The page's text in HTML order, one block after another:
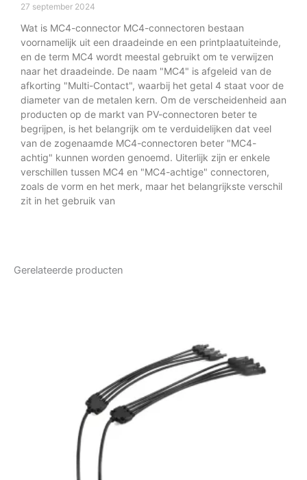
27 september 2024
Wat is MC4-connector MC4-connectoren bestaan
voornamelijk uit een draadeinde en een printplaatuiteinde,
en de term MC4 wordt meestal gebruikt om te verwijzen
naar het draadeinde. De naam "MC4" is afgeleid van de
afkorting "Multi-Contact", waarbij het getal 4 staat voor de
diameter van de metalen kern. Om de verscheidenheid aan
producten op de markt van PV-connectoren beter te
begrijpen, is het belangrijk om te verduidelijken dat veel
van de zogenaamde MC4-connectoren beter "MC4-
achtig" kunnen worden genoemd. Uiterlijk zijn er enkele
verschillen tussen MC4 en "MC4-achtige" connectoren,
zoals de vorm en het merk, maar het belangrijkste verschil
zit in het gebruik van
Gerelateerde producten